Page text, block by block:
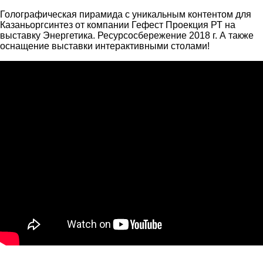
Голографическая пирамида с уникальным контентом для
Казаньоргсинтез от компании Гефест Проекция РТ на
выставку Энергетика. Ресурсосбережение 2018 г. А также
оснащение выставки интерактивными столами!